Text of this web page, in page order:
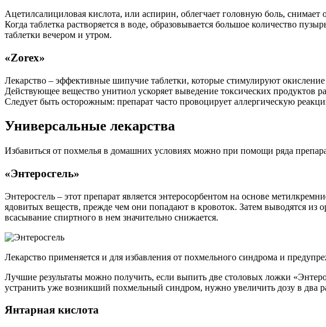
Ацетилсалициловая кислота, или аспирин, облегчает головную боль, снимает
Когда таблетка растворяется в воде, образовывается большое количество
таблетки вечером и утром.
«Zorex»
Лекарство – эффективные шипучие таблетки, которые стимулируют
Действующее вещество унитиол ускоряет выведение токсических продуктов
Следует быть осторожным: препарат часто провоцирует аллергическую
Универсальные лекарства
Избавиться от похмелья в домашних условиях можно при помощи ряда
«Энтеросгель»
Энтеросгель – этот препарат является энтеросорбентом на основе
ядовитых веществ, прежде чем они попадают в кровоток. Затем выводятся из
всасывание спиртного в нем значительно снижается.
Лекарство применяется и для избавления от похмельного синдрома и
Лучшие результаты можно получить, если выпить две столовых ложки
устранить уже возникший похмельный синдром, нужно увеличить дозу в два
Янтарная кислота